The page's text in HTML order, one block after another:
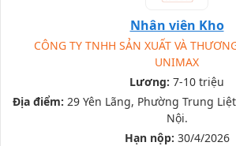
Nhân viên Kho
CÔNG TY TNHH SẢN XUẤT VÀ
UNIMAX
Lương: 7-10 triệu
Địa điểm: 29 Yên Lãng, Phường Trung
Nội.
Hạn nộp: 30/4/2026